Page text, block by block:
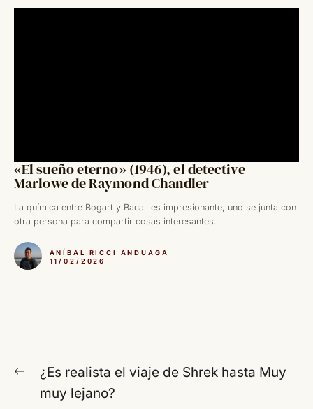
«El sueño eterno» (1946), el detective
Marlowe de Raymond Chandler
La química entre Bogart y Bacall es impresionante, uno se junta con
otra persona para compartir cosas interesantes.
ANÍBAL RICCI ANDUAGA
11/02/2026
Navegación
Entrada
anterior:
¿Es realista el viaje de Shrek hasta Muy
muy lejano?